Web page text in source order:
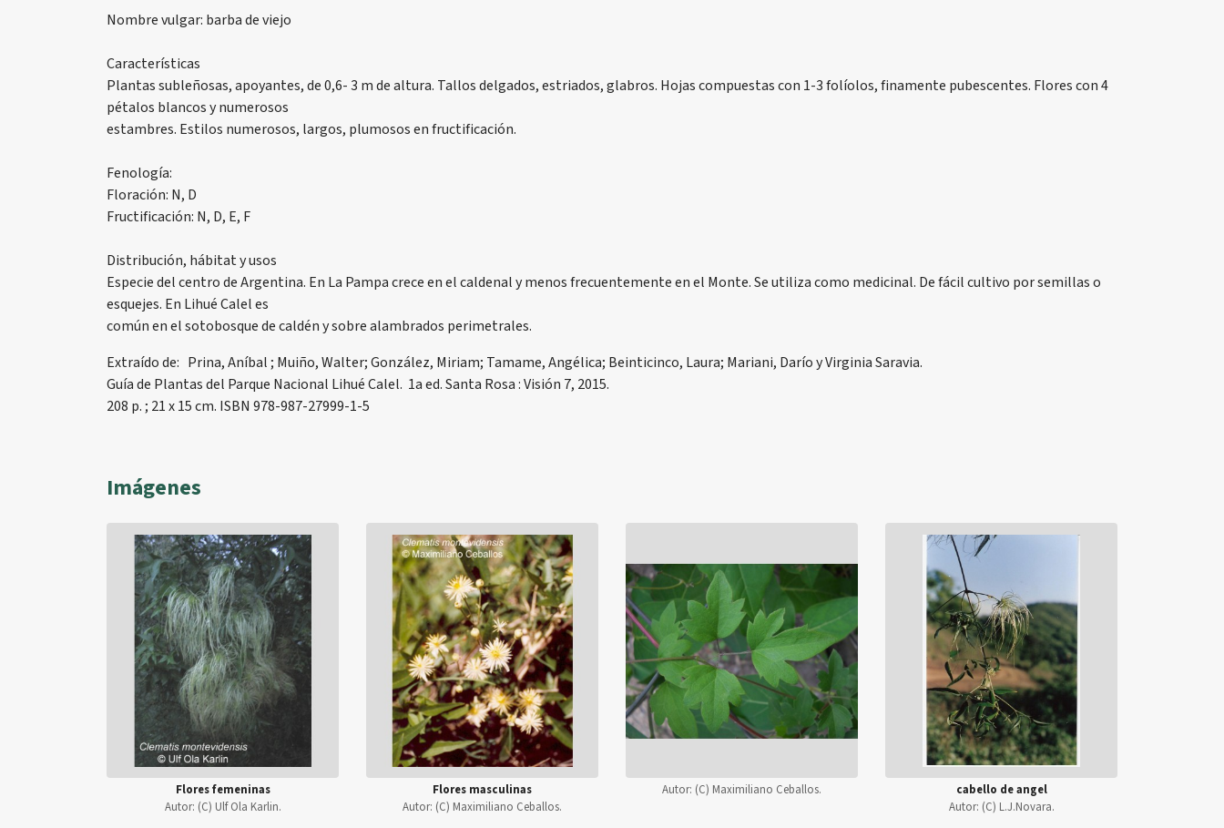
Nombre vulgar: barba de viejo
Características
Plantas subleñosas, apoyantes, de 0,6- 3 m de altura. Tallos delgados, estriados, glabros. Hojas compuestas con 1-3 folíolos, finamente pubescentes. Flores con 4
pétalos blancos y numerosos
estambres. Estilos numerosos, largos, plumosos en fructificación.
Fenología:
Floración: N, D
Fructificación: N, D, E, F
Distribución, hábitat y usos
Especie del centro de Argentina. En La Pampa crece en el caldenal y menos frecuentemente en el Monte. Se utiliza como medicinal. De fácil cultivo por semillas o
esquejes. En Lihué Calel es
común en el sotobosque de caldén y sobre alambrados perimetrales.
Extraído de: Prina, Aníbal ; Muiño, Walter; González, Miriam; Tamame, Angélica; Beinticinco, Laura; Mariani, Darío y Virginia Saravia.
Guía de Plantas del Parque Nacional Lihué Calel. 1a ed. Santa Rosa : Visión 7, 2015.
208 p. ; 21 x 15 cm. ISBN 978-987-27999-1-5
Imágenes
Flores femeninas
Autor: (C) Ulf Ola Karlin.
Flores masculinas
Autor: (C) Maximiliano Ceballos.
Autor: (C) Maximiliano Ceballos.
cabello de angel
Autor: (C) L.J.Novara.